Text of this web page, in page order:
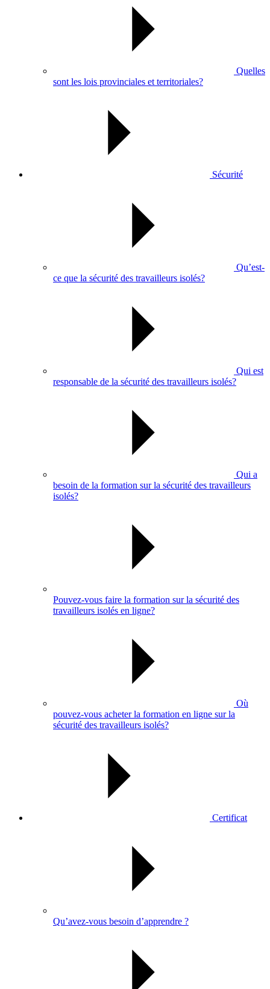
Quelles
sont les lois provinciales et territoriales?
Sécurité
Qu’est-
ce que la sécurité des travailleurs isolés?
Qui est
responsable de la sécurité des travailleurs isolés?
Qui a
besoin de la formation sur la sécurité des travailleurs
isolés?
Pouvez-vous faire la formation sur la sécurité des
travailleurs isolés en ligne?
Où
pouvez-vous acheter la formation en ligne sur la
sécurité des travailleurs isolés?
Certificat
Qu’avez-vous besoin d’apprendre ?